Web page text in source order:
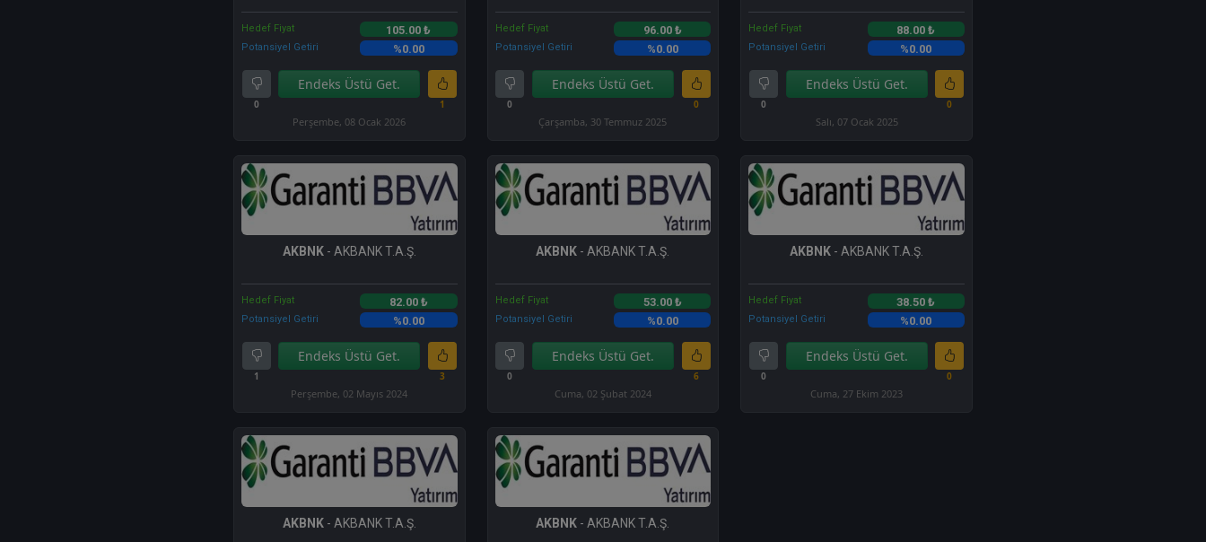
Hedef Fiyat 105.00 ₺
Potansiyel Getiri %0.00
0
Endeks Üstü Get.
1
Perşembe, 08 Ocak 2026
Hedef Fiyat 96.00 ₺
Potansiyel Getiri %0.00
0
Endeks Üstü Get.
0
Çarşamba, 30 Temmuz 2025
Hedef Fiyat 88.00 ₺
Potansiyel Getiri %0.00
0
Endeks Üstü Get.
0
Salı, 07 Ocak 2025
AKBNK- AKBANK T.A.Ş.
Hedef Fiyat 82.00 ₺
Potansiyel Getiri %0.00
1
Endeks Üstü Get.
3
Perşembe, 02 Mayıs 2024
AKBNK - AKBANK T.A.Ş.
Hedef Fiyat 53.00 ₺
Potansiyel Getiri %0.00
0
Endeks Üstü Get.
6
Cuma, 02 Şubat 2024
AKBNK - AKBANK T.A.Ş.
Hedef Fiyat 38.50 ₺
Potansiyel Getiri %0.00
0
Endeks Üstü Get.
0
Cuma, 27 Ekim 2023
AKBNK- AKBANK T.A.Ş. AKBNK - AKBANK T.A.Ş.